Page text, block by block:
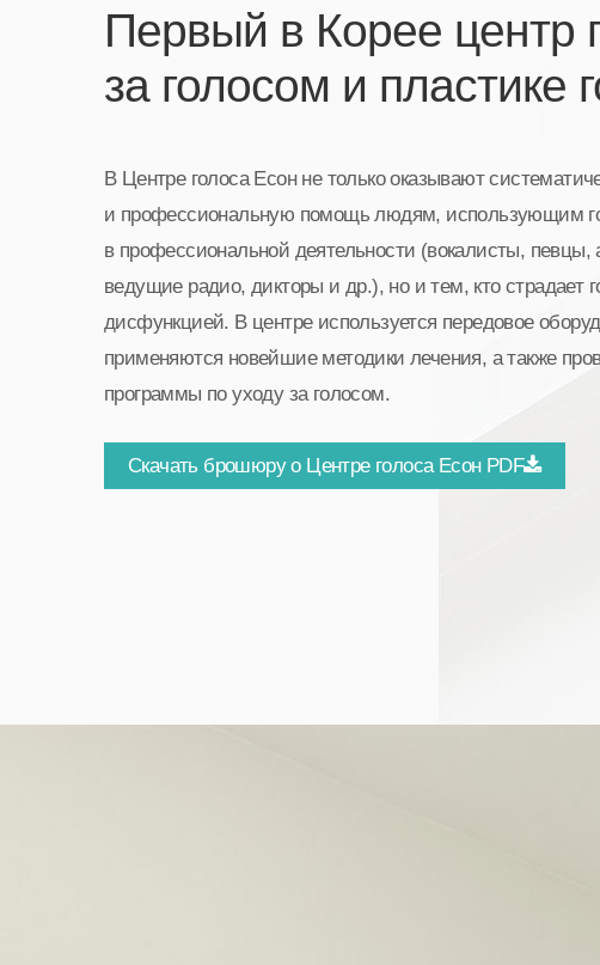
Первый в Корее центр
за голосом и пластике
В Центре голоса Есон не только оказывают
и профессиональную помощь людям, использующим
в профессиональной деятельности (вокалисты, певцы,
ведущие радио, дикторы и др.), но и тем, кто страдает
дисфункцией. В центре используется передовое
применяются новейшие методики лечения, а также
программы по уходу за голосом.
Скачать брошюру о Центре голоса Есон PDF